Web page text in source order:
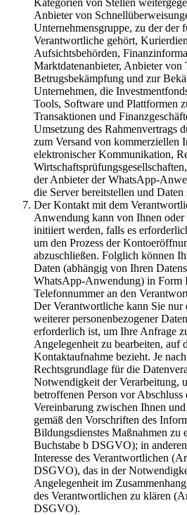
Kategorien von Stellen
Anbieter von
Unternehmensgruppe, zu der der
Verantwortliche gehört,
Aufsichtsbehörden,
Marktdatenanbieter, Anbieter von
Betrugsbekämpfung und zur
Unternehmen, die
Tools, Software und Plattformen
Transaktionen und
Umsetzung des Rahmenvertrags
zum Versand von kommerziellen
elektronischer Kommunikation,
der Anbieter der WhatsApp-
die Server bereitstellen und Daten
Der Kontakt mit dem
Anwendung kann von Ihnen
initiiert werden, falls es
um den Prozess der
abzuschließen. Folglich können
Daten (abhängig von Ihren
WhatsApp-Anwendung) in Form
Telefonnummer an den
Der Verantwortliche kann Sie nur
weiterer personenbezogener
erforderlich ist, um Ihre Anfrage
Angelegenheit zu bearbeiten, auf
Kontaktaufnahme bezieht. Je
Rechtsgrundlage für die
Notwendigkeit der Verarbeitung,
betroffenen Person vor Abschluss
Vereinbarung zwischen Ihnen
gemäß den Vorschriften des
Bildungsdienstes Maßnahmen zu
Buchstabe b DSGVO); in
Interesse des Verantwortlichen
DSGVO), das in der
Angelegenheit im
des Verantwortlichen zu klären
DSGVO).